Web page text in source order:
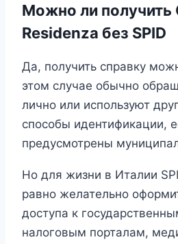
Можно ли
Residenza без SPID
Да, получить справку
этом случае обычно
лично или используют
способы идентификации,
предусмотрены
Но для жизни в Италии
равно желательно
доступа к
налоговым порталам,